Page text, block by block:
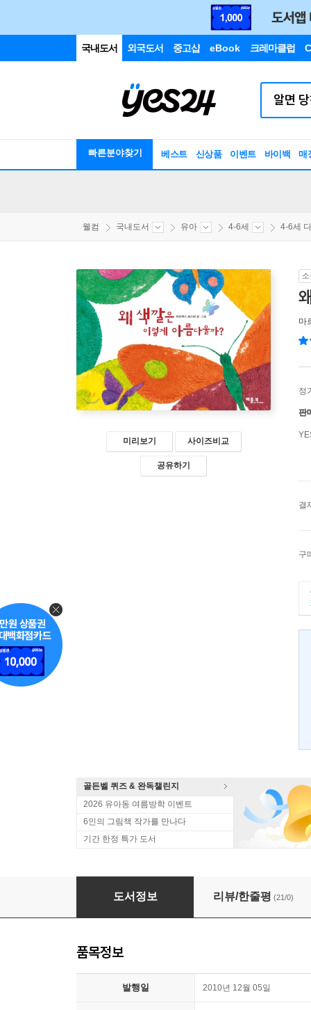
국내도서 외국도서 중고샵 eBook 크레마클럽
빠른분야찾기 베스트 신상품 이벤트 바이백 매
웰컴 국내도서 유아 4-6세 4-6세
미리보기 사이즈비교
공유하기
마
정
판
결
구
골든벨 퀴즈 & 완독챌린지
2026 유아동 여름방학 이벤트
6인의 그림책 작가를 만나다
기간 한정 특가 도서
왜 색깔은 이렇게 아름다울까?
도서정보 리뷰/한줄평 (21/0)
품목정보
발행일 2010년 12월 05일